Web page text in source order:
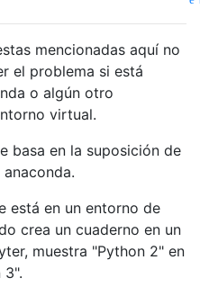
mencionadas aquí no
el problema si está
o algún otro
virtual.
basa en la suposición de
está en un entorno de
crea un cuaderno en un
muestra "Python 2" en
3".